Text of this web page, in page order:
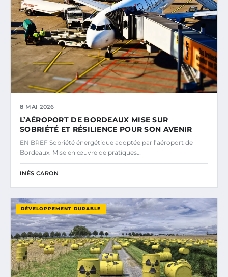
8 MAI 2026
L’AÉROPORT DE BORDEAUX MISE SUR
SOBRIÉTÉ ET RÉSILIENCE POUR SON AVENIR
EN BREF Sobriété énergétique adoptée par l’aéroport de
Bordeaux. Mise en œuvre de pratiques…
INÈS CARON
DÉVELOPPEMENT DURABLE